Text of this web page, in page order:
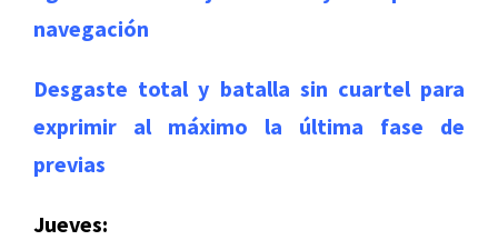
navegación
Desgaste total y batalla sin cuartel para
exprimir al máximo la última fase de
previas
Jueves: